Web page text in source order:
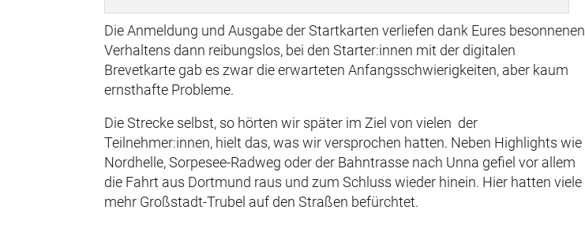
Die Anmeldung und Ausgabe der Startkarten verliefen dank Eures besonnenen
Verhaltens dann reibungslos, bei den Starter:innen mit der digitalen
Brevetkarte gab es zwar die erwarteten Anfangsschwierigkeiten, aber kaum
ernsthafte Probleme.
Die Strecke selbst, so hörten wir später im Ziel von vielen der
Teilnehmer:innen, hielt das, was wir versprochen hatten. Neben Highlights wie
Nordhelle, Sorpesee-Radweg oder der Bahntrasse nach Unna gefiel vor allem
die Fahrt aus Dortmund raus und zum Schluss wieder hinein. Hier hatten viele
mehr Großstadt-Trubel auf den Straßen befürchtet.